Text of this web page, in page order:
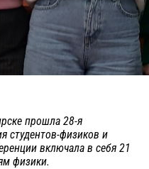
прошла 28-я
студентов-физиков и
включала в себя 21
физики.